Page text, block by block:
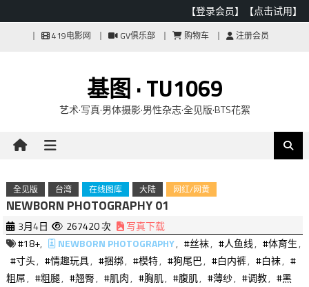
【登录会员】 【点击试用】
419电影网 GV俱乐部 购物车 注册会员
基图 · TU1069
艺术·写真·男体摄影·男性杂志·全见版·BTS花絮
全见版 台湾 在线图库 大陆 网红/网黄
NEWBORN PHOTOGRAPHY 01
3月4日 267420 次
写真下载
#18+, NEWBORN PHOTOGRAPHY, #丝袜, #人鱼线, #体育生,
#寸头, #情趣玩具, #捆绑, #模特, #狗尾巴, #白内裤, #白袜, #
粗屌, #粗腿, #翘臀, #肌肉, #胸肌, #腹肌, #薄纱, #调教, #黑